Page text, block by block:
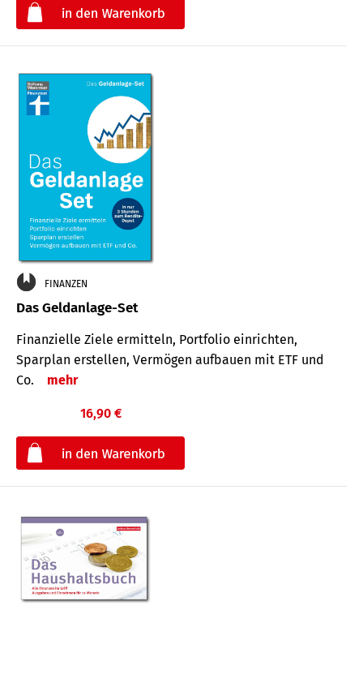
FINANZEN
Das Geldanlage-Set
Finanzielle Ziele ermitteln, Portfolio einrichten,
Sparplan erstellen, Vermögen aufbauen mit ETF und
Co.
mehr
16,90 €